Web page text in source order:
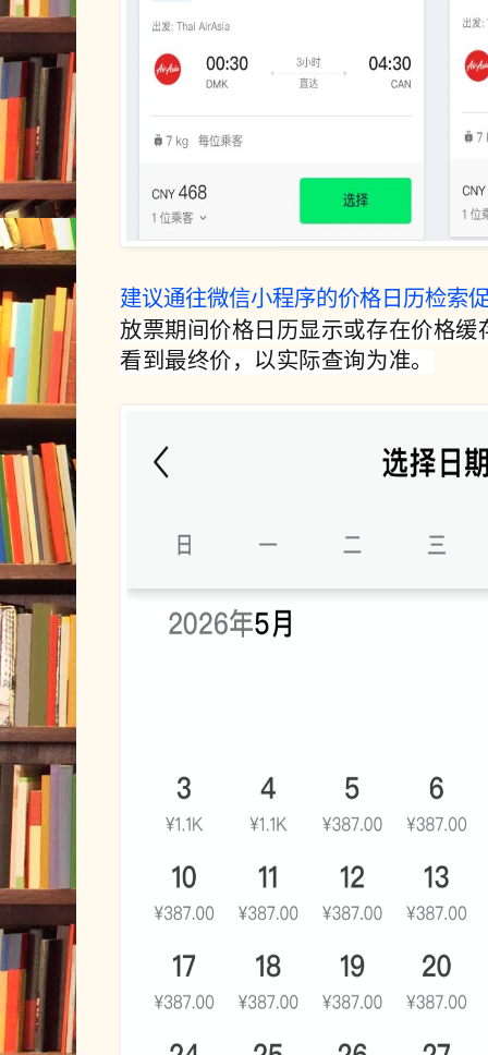
建议通往微信小程序的价格日历检索
放票期间价格日历显示或存在价格
看到最终价，以实际查询为准。